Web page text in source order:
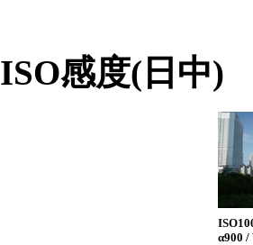
ISO感度(日中)
α900 /